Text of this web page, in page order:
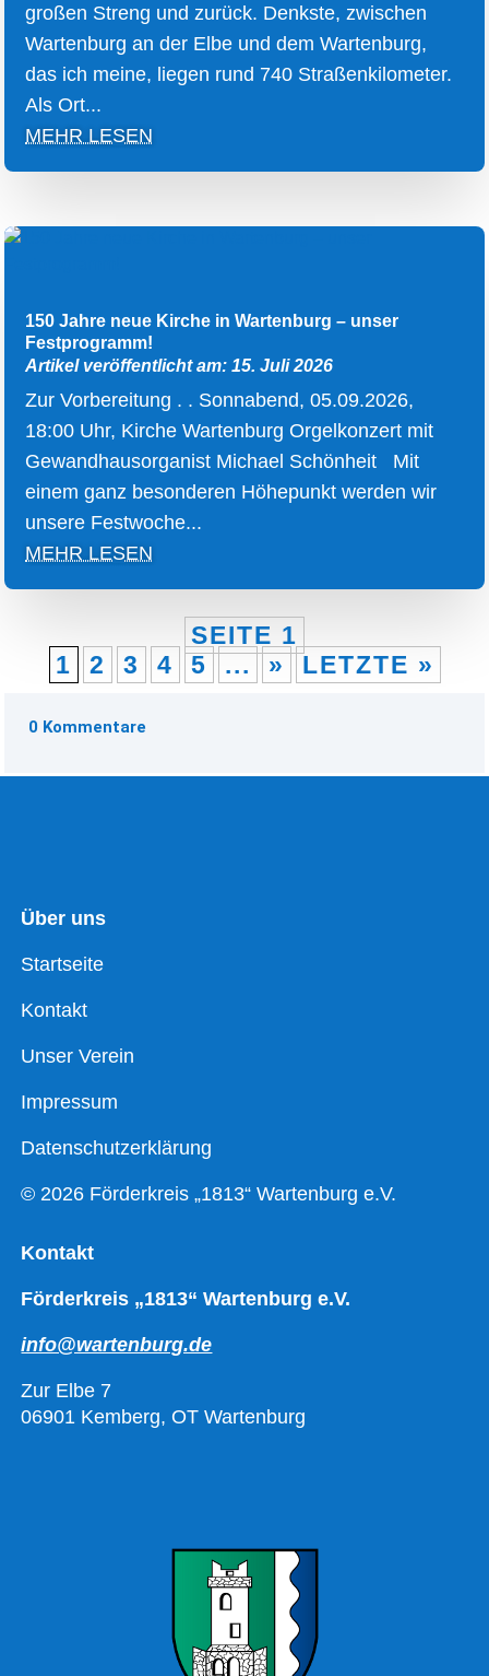
großen Streng und zurück. Denkste, zwischen
Wartenburg an der Elbe und dem Wartenburg,
das ich meine, liegen rund 740 Straßenkilometer.
Als Ort...
MEHR LESEN
150 Jahre neue Kirche in Wartenburg – unser
Festprogramm!
Artikel veröffentlicht am: 15. Juli 2026
Zur Vorbereitung . . Sonnabend, 05.09.2026,
18:00 Uhr, Kirche Wartenburg Orgelkonzert mit
Gewandhausorganist Michael Schönheit Mit
einem ganz besonderen Höhepunkt werden wir
unsere Festwoche...
MEHR LESEN
SEITE 1
1
2 3 4 5 ... » LETZTE »
0 Kommentare
Über uns
Startseite
Kontakt
Unser Verein
Impressum
Datenschutzerklärung
© 2026 Förderkreis „1813“ Wartenburg e.V.
Kontakt
Förderkreis „1813“ Wartenburg e.V.
info@wartenburg.de
Zur Elbe 7
06901 Kemberg, OT Wartenburg